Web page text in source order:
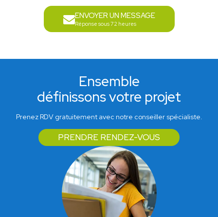
ENVOYER UN MESSAGE
Réponse sous 72 heures
Ensemble
définissons votre projet
Prenez RDV gratuitement avec notre conseiller spécialiste.
PRENDRE RENDEZ-VOUS